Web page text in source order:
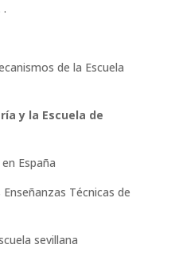
.
de la Escuela
y la Escuela de
España
Técnicas de
sevillana